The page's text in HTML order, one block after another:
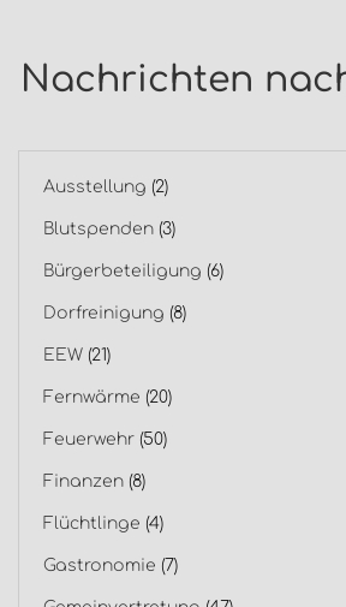
Nachrichten
Ausstellung (2)
Blutspenden (3)
Bürgerbeteiligung (6)
Dorfreinigung (8)
EEW (21)
Fernwärme (20)
Feuerwehr (50)
Finanzen (8)
Flüchtlinge (4)
Gastronomie (7)